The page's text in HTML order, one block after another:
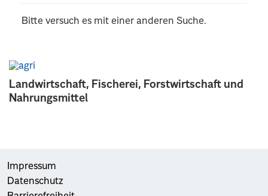
Landwirtschaft, Fischerei, Forstwirtschaft und
Nahrungsmittel
Bitte versuch es mit einer anderen Suche.
Impressum
Datenschutz